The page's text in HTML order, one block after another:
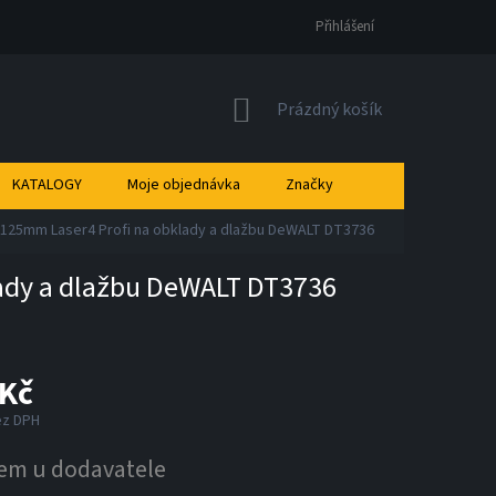
Přihlášení
NÁKUPNÍ
Prázdný košík
KATALOGY Moje objednávka Značky
Laser4 Profi na obklady a dlažbu DeWALT DT3736
a dlažbu DeWALT DT3736
DPH
u dodavatele